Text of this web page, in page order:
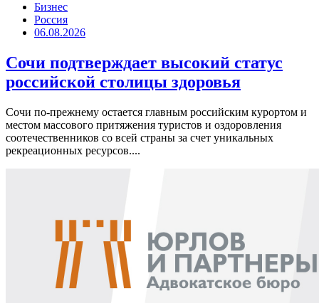
Бизнес
Россия
06.08.2026
Сочи подтверждает высокий статус
российской столицы здоровья
Сочи по-прежнему остается главным российским курортом и
местом массового притяжения туристов и оздоровления
соотечественников со всей страны за счет уникальных
рекреационных ресурсов....